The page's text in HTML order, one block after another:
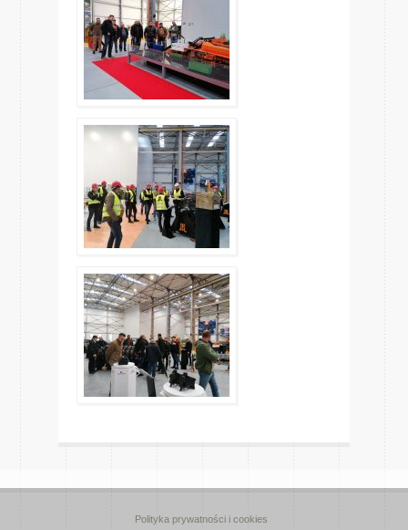
Polityka prywatności i cookies